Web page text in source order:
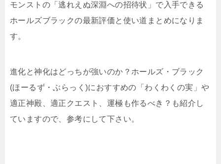
モンストの「逃れえぬ深淵への招待状」で入手できる
ホールズブラックの最新評価と使い道まとめになりま
す。
進化と神化はどっちが強いのか？ホールズ・ブラック
(ほーるず・ぶらっく)におすすめの「わくわくの実」や
適正神殿、適正クエスト、運極も作るべき？も紹介し
ていますので、参考にして下さい。